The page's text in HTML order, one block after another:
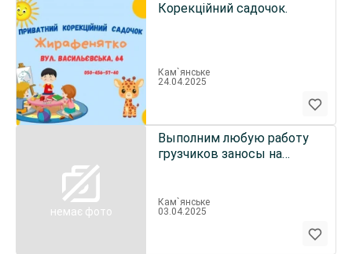
Корекційний садочок.
Кам`янське
24.04.2025
немає фото
Выполним любую работу
грузчиков заносы на
Кам`янське
03.04.2025